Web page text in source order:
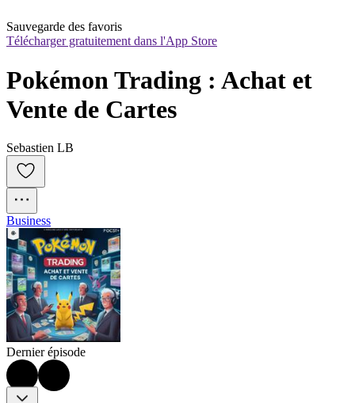
Sauvegarde des favoris
Télécharger gratuitement dans l'App Store
Pokémon Trading : Achat et
Vente de Cartes
Sebastien LB
Business
Dernier épisode